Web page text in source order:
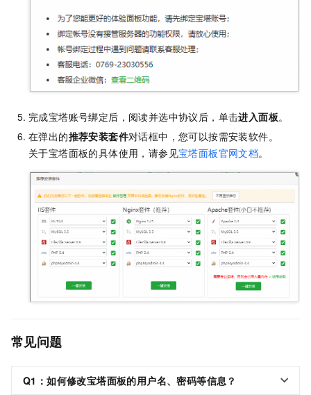
完成宝塔账号绑定后，阅读并选中协议后，单击进入面板。
在弹出的推荐安装套件对话框中，您可以按需安装软件。
关于宝塔面板的具体使用，请参见宝塔面板官网文档。
常见问题
Q1：如何修改宝塔面板的用户名、密码等信息？